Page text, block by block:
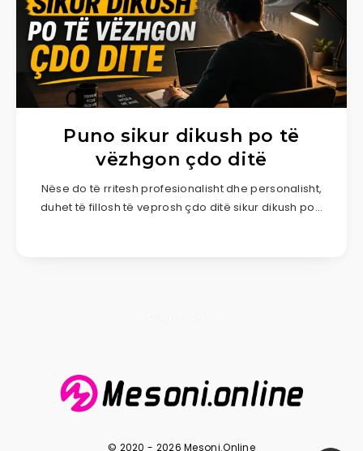
Puno sikur dikush po të
vëzhgon çdo ditë
Nëse do të rritesh profesionalisht dhe personalisht,
duhet të fillosh të veprosh çdo ditë sikur dikush po…
© 2020 - 2026 Mesoni.Online